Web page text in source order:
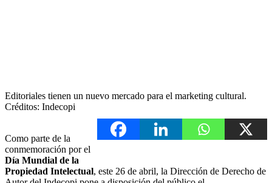
Editoriales tienen un nuevo mercado para el marketing cultural.
Créditos: Indecopi
Como parte de la
conmemoración por el
Día Mundial de la
Propiedad Intelectual, este 26 de abril, la Dirección de Derecho de